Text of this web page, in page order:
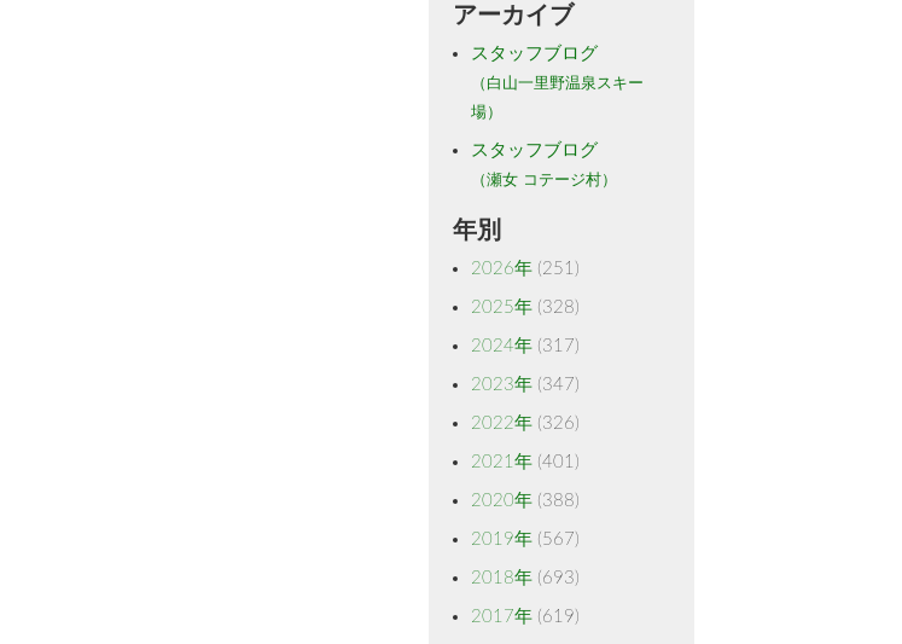
アーカイブ
スタッフブログ
（白山一里野温泉スキー
場）
スタッフブログ
（瀬女 コテージ村）
年別
2026年 (251)
2025年 (328)
2024年 (317)
2023年 (347)
2022年 (326)
2021年 (401)
2020年 (388)
2019年 (567)
2018年 (693)
2017年 (619)